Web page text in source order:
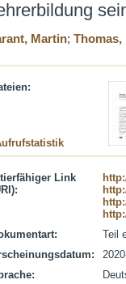
Martin;
Link
Teil